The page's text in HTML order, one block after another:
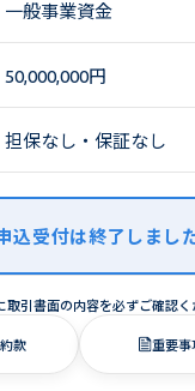
一般事業資金
50,000,000円
担保なし・保証なし
込受付は終了しまし
取引書面の内容を必ずご確認く
款 重要事